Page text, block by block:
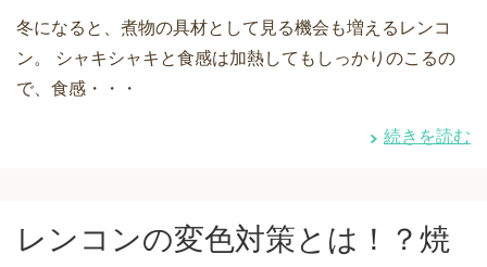
冬になると、煮物の具材として見る機会も増えるレンコ
ン。 シャキシャキと食感は加熱してもしっかりのこるの
で、食感・・・
続きを読む
レンコンの変色対策とは！？焼